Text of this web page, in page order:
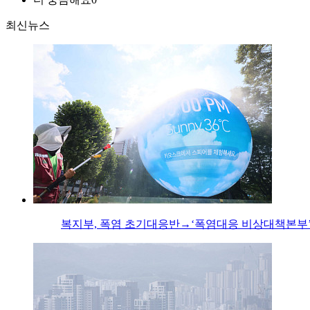
최신뉴스
복지부, 폭염 초기대응반→‘폭염대응 비상대책본부